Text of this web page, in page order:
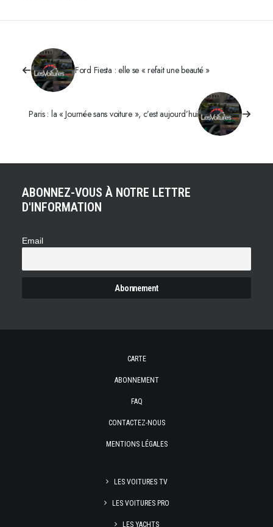
Ford Fiesta : elle se « refait une beauté »
Paris : la « Journée sans voiture », c’est aujourd’hui
ABONNEZ-VOUS À NOTRE LETTRE
D'INFORMATION
Email
CARTE
ABONNEMENT
FAQ
CONTACTEZ-NOUS
MENTIONS LÉGALES
LES VOITURES TV
LES VOITURES PRO
LES YACHTS